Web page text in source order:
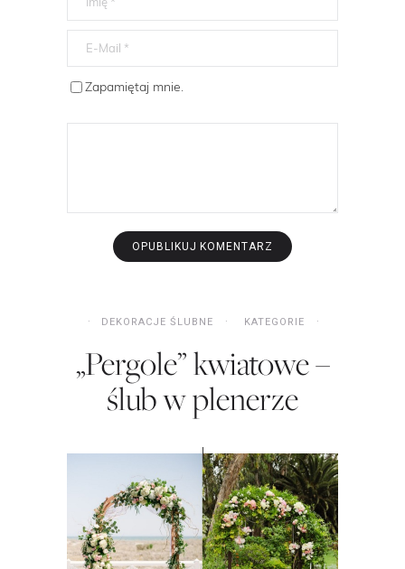
Zapamiętaj mnie.
DEKORACJE ŚLUBNE KATEGORIE
„Pergole” kwiatowe –
ślub w plenerze